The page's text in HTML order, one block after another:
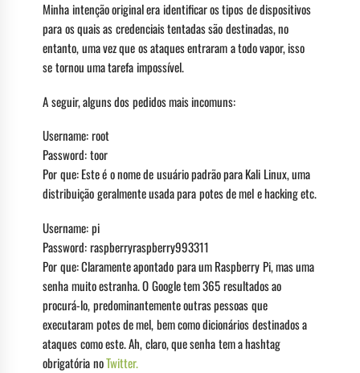
Minha intenção original era identificar os tipos de dispositivos
para os quais as credenciais tentadas são destinadas, no
entanto, uma vez que os ataques entraram a todo vapor, isso
se tornou uma tarefa impossível.
A seguir, alguns dos pedidos mais incomuns:
Username: root
Password: toor
Por que: Este é o nome de usuário padrão para Kali Linux, uma
distribuição geralmente usada para potes de mel e hacking etc.
Username: pi
Password: raspberryraspberry993311
Por que: Claramente apontado para um Raspberry Pi, mas uma
senha muito estranha. O Google tem 365 resultados ao
procurá-lo, predominantemente outras pessoas que
executaram potes de mel, bem como dicionários destinados a
ataques como este. Ah, claro, que senha tem a hashtag
obrigatória noTwitter.